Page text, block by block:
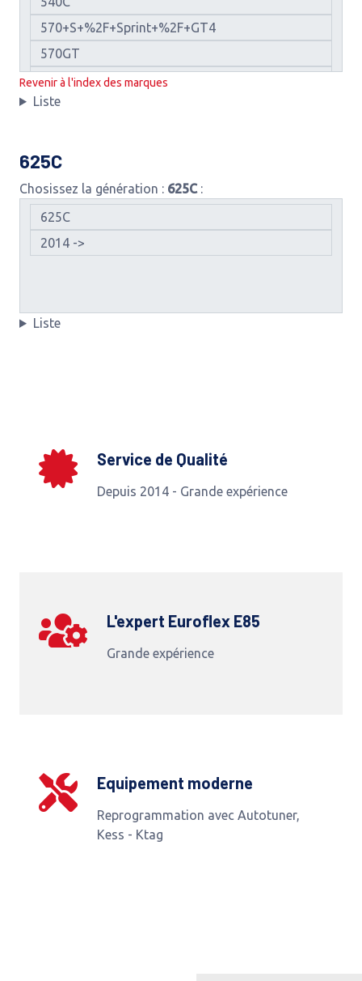
Revenir à l'index des marques
Liste
625C
Chosissez la génération : 625C:
Liste
Service de Qualité
Depuis 2014 - Grande expérience
L'expert Euroflex E85
Grande expérience
Equipement moderne
Reprogrammation avec Autotuner,
Kess - Ktag